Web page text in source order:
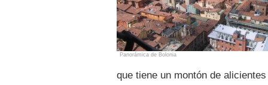
Panorámica de Bolonia
que tiene un montón de